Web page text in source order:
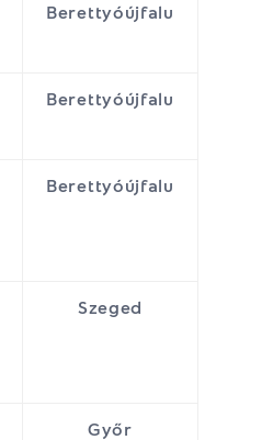
Berettyóújfalu
Berettyóújfalu
Berettyóújfalu
Szeged
Győr